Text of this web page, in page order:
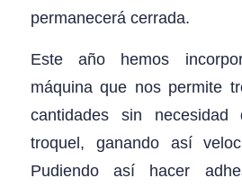
permanecerá cerrada.
Este año hemos
máquina que nos permite
cantidades sin necesidad
troquel, ganando así
Pudiendo así hacer